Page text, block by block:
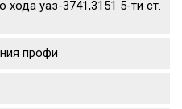
хода уаз-3741,3151 5-ти ст.
профи